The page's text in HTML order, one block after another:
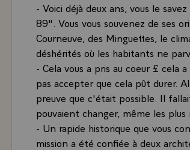
- Voici déjà deux ans, vous le
89". Vous vous souvenez de ses
Courneuve, des Minguettes, le
déshérités où les habitants ne
- Cela vous a pris au coeur £ cela
pas accepter que cela pût durer.
preuve que c'était possible. Il
pouvaient changer, même les
- Un rapide historique que vous
mission a été confiée à deux